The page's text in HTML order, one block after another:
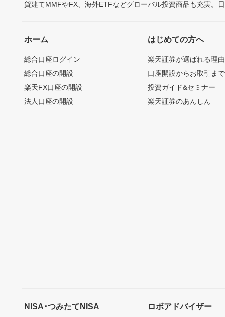
貨建てMMFやFX、海外ETFなどグローバル投資商品も充実。
ホーム
総合口座ログイン
総合口座の開設
楽天FX口座の開設
法人口座の開設
はじめての方へ
楽天証券が選ばれる理由
口座開設からお取引ま
投資ガイド&セミナー
楽天証券のあんしん
NISA･つみたてNISA ロボアドバイザー